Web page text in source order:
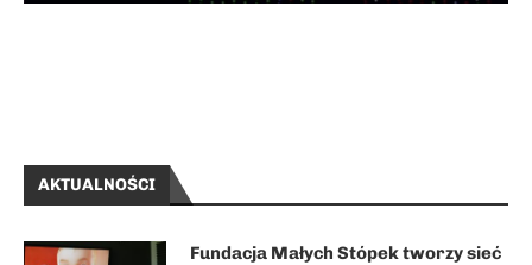
AKTUALNOŚCI
Fundacja Małych Stópek tworzy sieć